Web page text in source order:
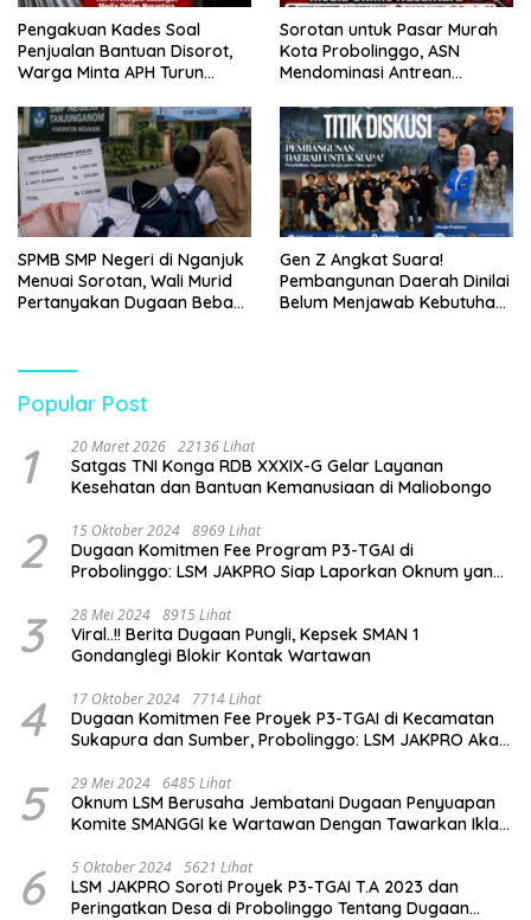
Pengakuan Kades Soal
Penjualan Bantuan Disorot,
Warga Minta APH Turun
Sorotan untuk Pasar Murah
Kota Probolinggo, ASN
Mendominasi Antrean
SPMB SMP Negeri di Nganjuk
Menuai Sorotan, Wali Murid
Pertanyakan Dugaan Beban
Pendidikan
Gen Z Angkat Suara!
Pembangunan Daerah Dinilai
Belum Menjawab Kebutuhan
Popular Post
1 20 Maret 2026 22136 Lihat
Satgas TNI Konga RDB XXXIX-G Gelar Layanan
Kesehatan dan Bantuan Kemanusiaan di Maliobongo
2 15 Oktober 2024 8969 Lihat
Dugaan Komitmen Fee Program P3-TGAI di
Probolinggo: LSM JAKPRO Siap Laporkan Oknum yang
3 28 Mei 2024 8915 Lihat
Viral..!! Berita Dugaan Pungli, Kepsek SMAN 1
Gondanglegi Blokir Kontak Wartawan
4 17 Oktober 2024 7714 Lihat
Dugaan Komitmen Fee Proyek P3-TGAI di Kecamatan
Sukapura dan Sumber, Probolinggo: LSM JAKPRO Akan
5 29 Mei 2024 6485 Lihat
Oknum LSM Berusaha Jembatani Dugaan Penyuapan
Komite SMANGGI ke Wartawan Dengan Tawarkan Iklan
6 5 Oktober 2024 5621 Lihat
LSM JAKPRO Soroti Proyek P3-TGAI T.A 2023 dan
Peringatkan Desa di Probolinggo Tentang Dugaan